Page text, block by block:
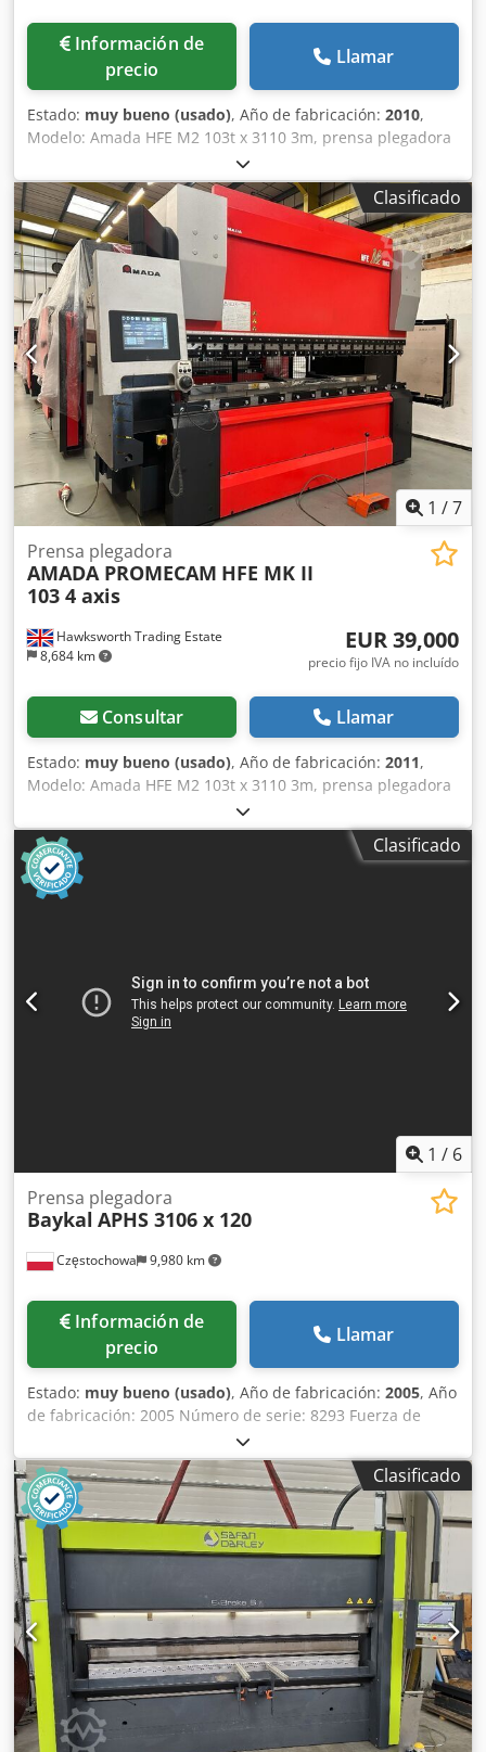
Información de
precio
Llamar
Estado: muy bueno (usado), Año de fabricación: 2010,
Modelo: Amada HFE M2 103t x 3110 3m, prensa plegadora
de 8 ejes Año: 2010 Muy pocas horas de uso Tonnelaje:
100 toneladas Longitud máxima de plegado: 3110 mm
Carrera: 200 mm Velocidad de aproximación: 1 - 100
mm/seg Velocidad de plegado: 1 - 10 mm/seg Csdpfx Aozb
Eg Rjkbeha Velocidad de retorno: 1 - 100 mm/seg
Capacidad de aceite: 110 L Potencia del motor: Peso: 6600
kg Protectores láser Feissler, vallado lateral y trasero con
enclavamiento Dimensiones: Longitud de la máquina: 4535
mm Profundidad de la máquina: 2580 mm Altura de la
máquina: 2680 mm Distancia entre montantes laterales:
2705 mm Ancho de viga: 60 mm Altura de mesa: 960 mm
Altura abierta: 470 mm Profundidad de garganta: 420 mm
Clasificado
1 /7
Hawksworth Trading Estate
8,684 km
Prensa plegadora
AMADA PROMECAM HFE MK II
103 4 axis
EUR 39,000
precio fijo IVA no incluído
Consultar Llamar
Estado: muy bueno (usado), Año de fabricación: 2011,
Modelo: Amada HFE M2 103t x 3110 3m, prensa plegadora
de 4 ejes Año: 2011 Tonelaje: 100 toneladas Longitud
máxima de plegado: 3110 mm Recorrido: 200 mm
Velocidad de aproximación: 1 - 100 mm/s Velocidad de
plegado: 1 - 10 mm/s Velocidad de retorno: 1 - 100 mm/s
Capacidad de aceite: 110 L Potencia del motor: Chodpfx
máquina: 4535 mm Profundidad de la máquina: 2580 mm
Altura de la máquina: 2680 mm Distancia entre marcos
laterales: 2705 mm Ancho de viga: 60 mm Altura de la
Clasificado
1 / 6
Częstochowa 9,980 km
Prensa plegadora
Baykal APHS 3106 x 120
Información de
precio
Llamar
Estado: muy bueno (usado), Año de fabricación: 2005, Año
de fabricación: 2005 Número de serie: 8293 Fuerza de
prensado: 120 toneladas Longitud de curvado: 3100 mm
Codpfx Aezk Epvskboha Carrera máxima: 260 mm Presión
de trabajo: 240 bar Potencia del motor: 11 kW Alimentación
eléctrica: 400 V / 50 Hz / 3 fases Peso: 7500 kg Dimensiones
de la máquina (largo x ancho x alto): 3550 x 1800 x 2800
mm
Clasificado